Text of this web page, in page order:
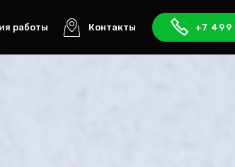
работы Контакты +7 499